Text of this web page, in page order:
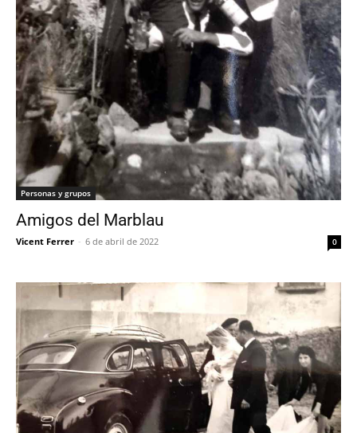
Personas y grupos
Amigos del Marblau
Vicent Ferrer - 6 de abril de 2022 0